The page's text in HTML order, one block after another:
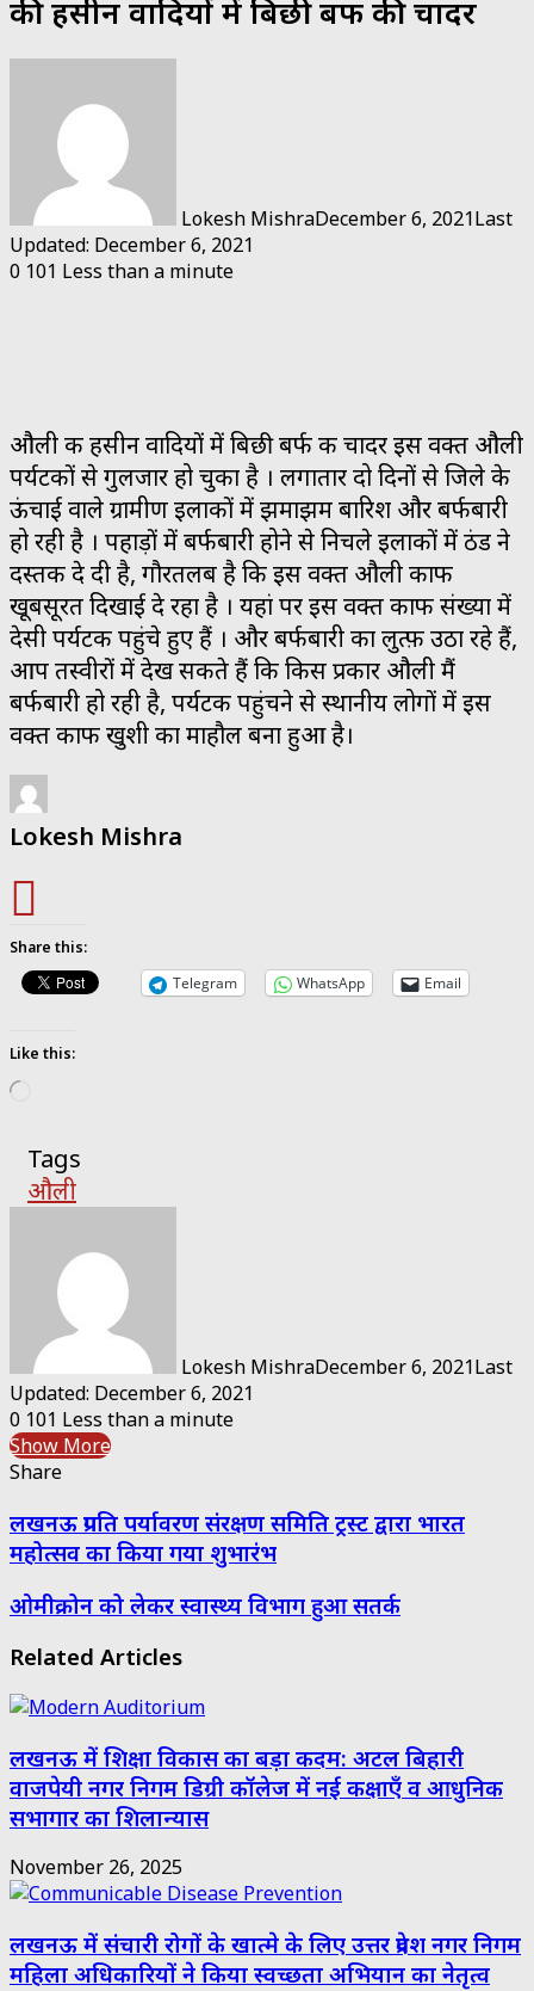
की हसीन वादियों में बिछी बर्फ की चादर
Lokesh MishraDecember 6, 2021Last
Updated: December 6, 2021
0 101 Less than a minute
औली की हसीन वादियों में बिछी बर्फ की चादर इस वक्त औली
पर्यटकों से गुलजार हो चुका है । लगातार दो दिनों से जिले के
ऊंचाई वाले ग्रामीण इलाकों में झमाझम बारिश और बर्फबारी
हो रही है । पहाड़ों में बर्फबारी होने से निचले इलाकों में ठंड ने
दस्तक दे दी है, गौरतलब है कि इस वक्त औली काफी
खूबसूरत दिखाई दे रहा है । यहां पर इस वक्त काफी संख्या में
देसी पर्यटक पहुंचे हुए हैं । और बर्फबारी का लुत्फ़ उठा रहे हैं,
आप तस्वीरों में देख सकते हैं कि किस प्रकार औली मैं
बर्फबारी हो रही है, पर्यटक पहुंचने से स्थानीय लोगों में इस
वक्त काफी खुशी का माहौल बना हुआ है।
Lokesh Mishra
Share this:
Telegram
WhatsApp Email
Like this:
Tags
औली
Lokesh MishraDecember 6, 2021Last
Updated: December 6, 2021
0 101 Less than a minute
Show More
Share
via
Email
लखनऊ प्रगति पर्यावरण संरक्षण समिति ट्रस्ट द्वारा भारत
महोत्सव का किया गया शुभारंभ
ओमीक्रोन को लेकर स्वास्थ्य विभाग हुआ सतर्क
Related Articles
लखनऊ में शिक्षा विकास का बड़ा कदम: अटल बिहारी
वाजपेयी नगर निगम डिग्री कॉलेज में नई कक्षाएँ व आधुनिक
सभागार का शिलान्यास
November 26, 2025
लखनऊ में संचारी रोगों के खात्मे के लिए उत्तर प्रदेश नगर निगम
महिला अधिकारियों ने किया स्वच्छता अभियान का नेतृत्व